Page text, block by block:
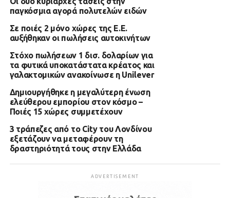
παγκόσμια αγορά πολυτελών ειδών
Σε ποιές 2 μόνο χώρες της Ε.Ε.
αυξήθηκαν οι πωλήσεις αυτοκινήτων
Στόχο πωλήσεων 1 δισ. δολαρίων για
τα φυτικά υποκατάστατα κρέατος και
γαλακτομικών ανακοίνωσε η Unilever
Δημιουργήθηκε η μεγαλύτερη ένωση
ελεύθερου εμπορίου στον κόσμο –
Ποιές 15 χώρες συμμετέχουν
3 τράπεζες από το City του Λονδίνου
εξετάζουν να μεταφέρουν τη
δραστηριότητά τους στην Ελλάδα
ADVERTISEMENT